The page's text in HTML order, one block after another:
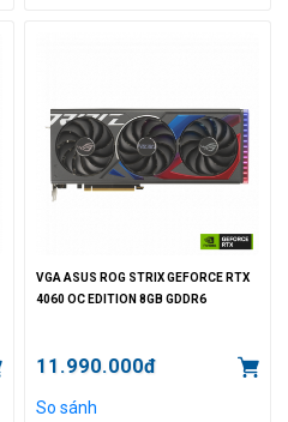
VGA ASUS ROG STRIX GEFORCE RTX
4060 OC EDITION 8GB GDDR6
11.990.000đ
So sánh